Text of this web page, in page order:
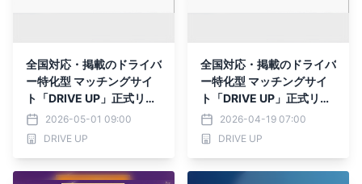
全国対応・掲載のドライバ
ー特化型 マッチングサイ
ト「DRIVE UP」正式リリ
ース2026-05-01 09:00
DRIVE UP
全国対応・掲載のドライバ
ー特化型 マッチングサイ
ト「DRIVE UP」正式リリ
ース2026-04-19 07:00
DRIVE UP